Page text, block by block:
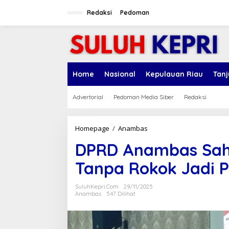
Redaksi Pedoman
Home Nasional Kepulauan Riau
Advertorial Pedoman Media Siber Redaksi
Homepage / Anambas
R
D
A
n
a
a
s
DPRD Anambas
Tanpa Rokok Jadi
SuluhKepri.com
29/11/2025
Anambas
547 Dilihat